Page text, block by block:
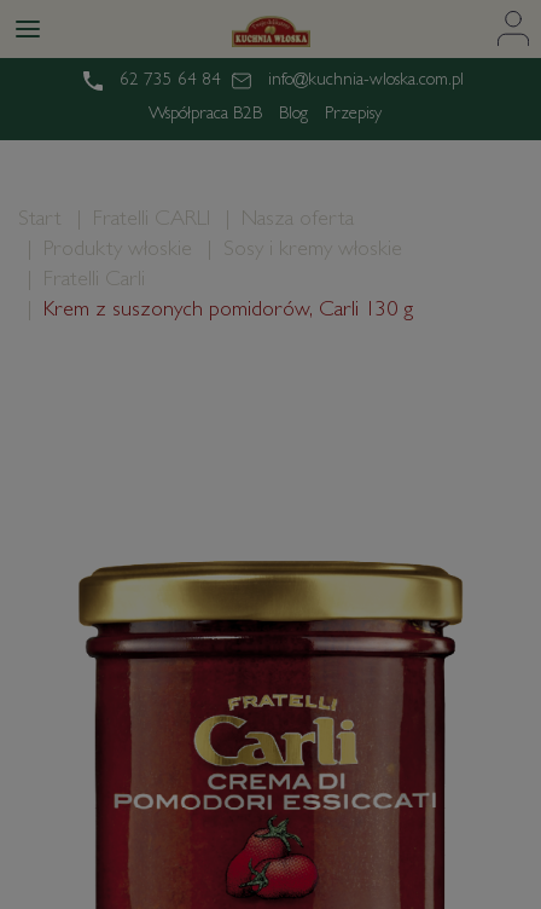
62 735 64 84
info@kuchnia-wloska.com.pl
Współpraca B2B
Blog Przepisy
Start Fratelli CARLI
Nasza oferta
Produkty włoskie
Sosy i kremy włoskie
Fratelli Carli
Krem z suszonych pomidorów, Carli 130 g